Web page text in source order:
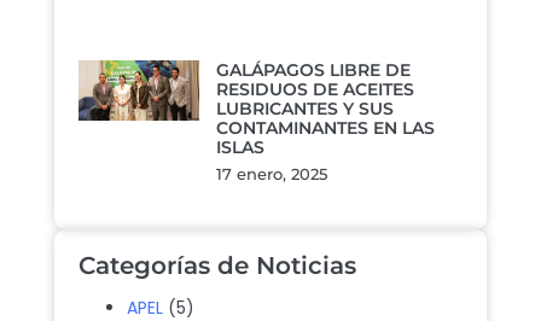
GALÁPAGOS LIBRE DE
RESIDUOS DE ACEITES
LUBRICANTES Y SUS
CONTAMINANTES EN LAS
ISLAS
17 enero, 2025
Categorías de Noticias
APEL (5)